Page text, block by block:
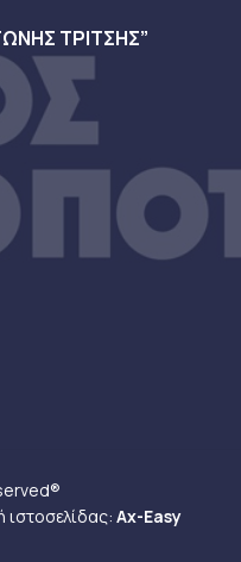
ΤΡΙΤΣΗΣ”
Ax-Easy